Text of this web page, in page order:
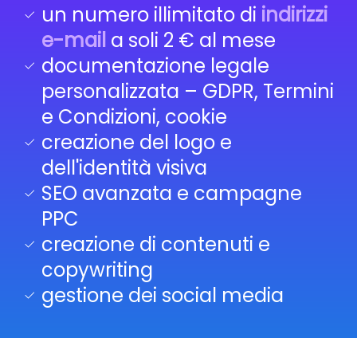
un numero illimitato di indirizzi
e-mail a soli 2 € al mese
documentazione legale
personalizzata – GDPR, Termini
e Condizioni, cookie
creazione del logo e
dell'identità visiva
SEO avanzata e campagne
PPC
creazione di contenuti e
copywriting
gestione dei social media